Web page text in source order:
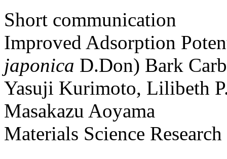
Short communication
Improved Adsorption
japonica D.Don) Bark
Yasuji Kurimoto, Lilibeth
Masakazu Aoyama
Materials Science